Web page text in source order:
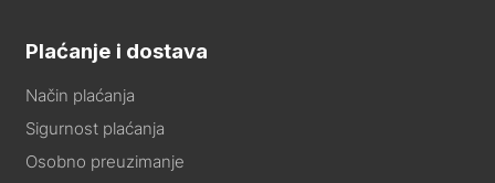
Plaćanje i dostava
Način plaćanja
Sigurnost plaćanja
Osobno preuzimanje